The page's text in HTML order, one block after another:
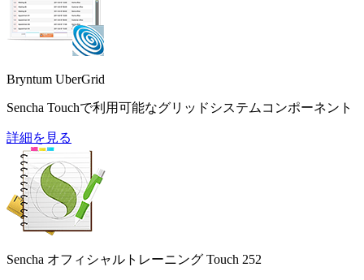
Bryntum UberGrid
Sencha Touchで利用可能なグリッドシステムコンポーネント
詳細を見る
Sencha オフィシャルトレーニング Touch 252